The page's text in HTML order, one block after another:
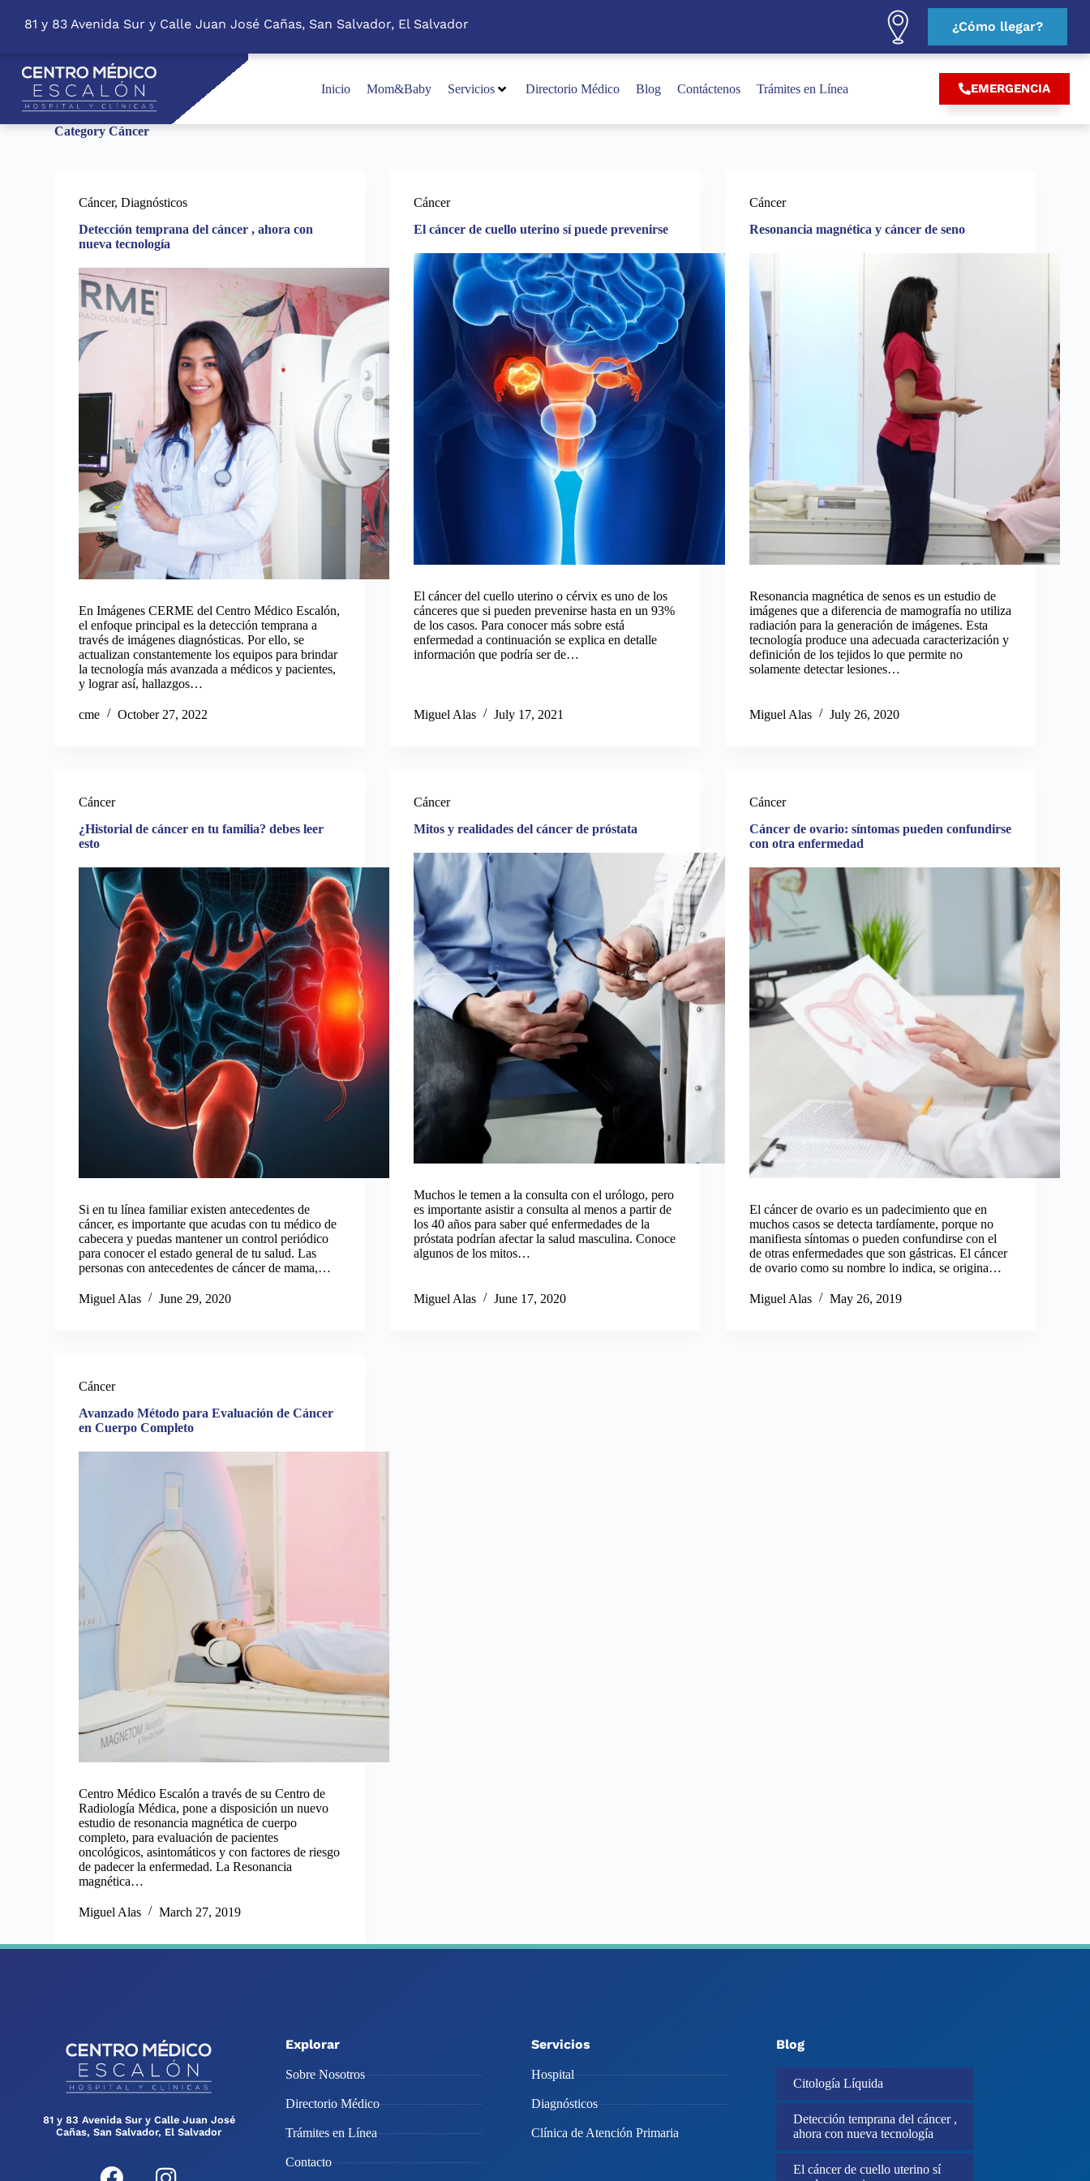
81 y 83 Avenida Sur y Calle Juan José Cañas, San Salvador, El Salvador ¿Cómo llegar?
Inicio Mom&Baby Servicios Directorio Médico Blog Contáctenos Trámites en Línea EMERGENCIA
Category Cáncer
Cáncer,Diagnósticos
Detección temprana del cáncer , ahora con
nueva tecnología
En Imágenes CERME del Centro Médico Escalón,
el enfoque principal es la detección temprana a
través de imágenes diagnósticas. Por ello, se
actualizan constantemente los equipos para brindar
la tecnología más avanzada a médicos y pacientes,
y lograr así, hallazgos…
cme October 27, 2022
Cáncer
El cáncer de cuello uterino sí puede prevenirse
El cáncer del cuello uterino o cérvix es uno de los
cánceres que si pueden prevenirse hasta en un 93%
de los casos. Para conocer más sobre está
enfermedad a continuación se explica en detalle
información que podría ser de…
Miguel Alas July 17, 2021
Cáncer
Resonancia magnética y cáncer de seno
Resonancia magnética de senos es un estudio de
imágenes que a diferencia de mamografía no utiliza
radiación para la generación de imágenes. Esta
tecnología produce una adecuada caracterización y
definición de los tejidos lo que permite no
solamente detectar lesiones…
Miguel Alas July 26, 2020
Cáncer
¿Historial de cáncer en tu familia? debes leer
esto
Si en tu línea familiar existen antecedentes de
cáncer, es importante que acudas con tu médico de
cabecera y puedas mantener un control periódico
para conocer el estado general de tu salud. Las
personas con antecedentes de cáncer de mama,…
Miguel Alas June 29, 2020
Cáncer
Mitos y realidades del cáncer de próstata
Muchos le temen a la consulta con el urólogo, pero
es importante asistir a consulta al menos a partir de
los 40 años para saber qué enfermedades de la
próstata podrían afectar la salud masculina. Conoce
algunos de los mitos…
Miguel Alas June 17, 2020
Cáncer
Cáncer de ovario: síntomas pueden confundirse
con otra enfermedad
El cáncer de ovario es un padecimiento que en
muchos casos se detecta tardíamente, porque no
manifiesta síntomas o pueden confundirse con el
de otras enfermedades que son gástricas. El cáncer
de ovario como su nombre lo indica, se origina…
Miguel Alas May 26, 2019
Cáncer
Avanzado Método para Evaluación de Cáncer
en Cuerpo Completo
Centro Médico Escalón a través de su Centro de
Radiología Médica, pone a disposición un nuevo
estudio de resonancia magnética de cuerpo
completo, para evaluación de pacientes
oncológicos, asintomáticos y con factores de riesgo
de padecer la enfermedad. La Resonancia
magnética…
Miguel Alas March 27, 2019
81 y 83 Avenida Sur y Calle Juan José
Cañas, San Salvador, El Salvador
Explorar
Sobre Nosotros
Directorio Médico
Trámites en Línea
Contacto
Servicios
Hospital
Diagnósticos
Clínica de Atención Primaria
Blog
Citología Líquida
Detección temprana del cáncer ,
ahora con nueva tecnología
El cáncer de cuello uterino sí